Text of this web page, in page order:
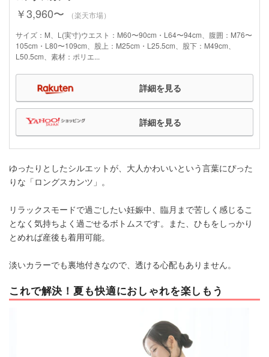
￥3,960〜
（楽天市場）
サイズ：M、L(実寸)ウエスト：M60〜90cm・L64〜94cm、腹囲：M76〜
105cm・L80〜109cm、股上：M25cm・L25.5cm、股下：M49cm、
L50.5cm、素材：ポリエ...
詳細を見る
詳細を見る
ゆったりとしたシルエットが、大人かわいいという言葉にぴった
りな「ロングスカンツ」。
リラックスモードで過ごしたい妊娠中、臨月まで苦しく感じるこ
となく気持ちよく過ごせるボトムスです。また、ひもをしっかり
とめれば産後も着用可能。
淡いカラーでも裏地付きなので、透ける心配もありません。
これで解決！夏も快適におしゃれを楽しもう